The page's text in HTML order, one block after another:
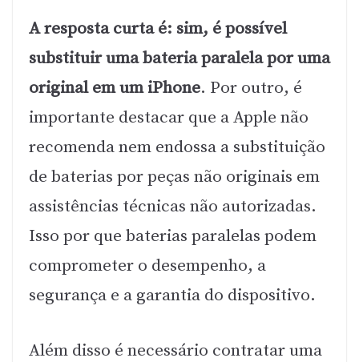
A resposta curta é: sim, é possível
substituir uma bateria paralela por uma
original em um iPhone. Por outro, é
importante destacar que a Apple não
recomenda nem endossa a substituição
de baterias por peças não originais em
assistências técnicas não autorizadas.
Isso por que baterias paralelas podem
comprometer o desempenho, a
segurança e a garantia do dispositivo.
Além disso é necessário contratar uma